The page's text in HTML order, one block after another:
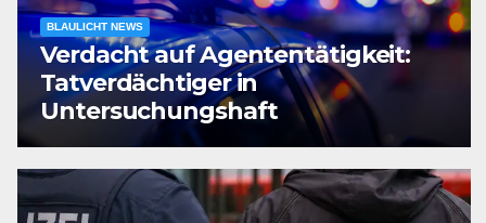
BLAULICHT NEWS
Verdacht auf Agententätigkeit:
Tatverdächtiger in
Untersuchungshaft